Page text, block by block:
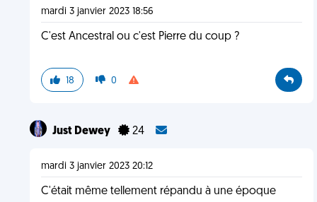
mardi 3 janvier 2023 18:56
C'est Ancestral ou c'est Pierre du coup ?
18 0
Just Dewey 24
mardi 3 janvier 2023 20:12
C'était même tellement répandu à une époque